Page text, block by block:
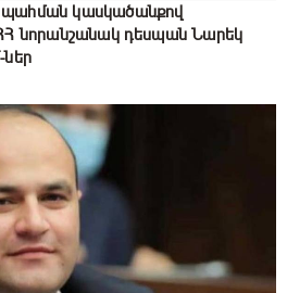
պահման կասկածանքով
նորանշանակ դեսպան Նարեկ
ներ